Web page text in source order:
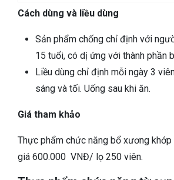
Cách dùng và liều dùng
Sản phẩm chống chỉ định với
15 tuổi, có dị ứng với thành phần
Liều dùng chỉ định mỗi ngày 3
sáng và tối. Uống sau khi ăn.
Giá tham khảo
Thực phẩm chức năng bổ xương
giá 600.000 VNĐ/ lọ 250 viên.